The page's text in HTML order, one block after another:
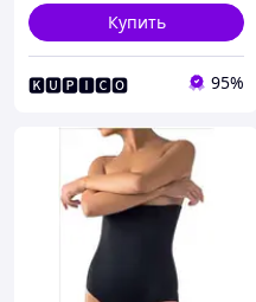
Купить
🅺🆄🅿🅸🅲🅾 95%